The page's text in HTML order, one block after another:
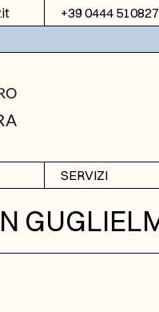
+39 0444 510827
del
SERVIZI
Ricerche
Fotoriproduzione